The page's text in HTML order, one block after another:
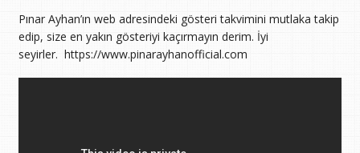
Pınar Ayhan’ın web adresindeki gösteri takvimini mutlaka takip
edip, size en yakın gösteriyi kaçırmayın derim. İyi
seyirler. https://www.pinarayhanofficial.com